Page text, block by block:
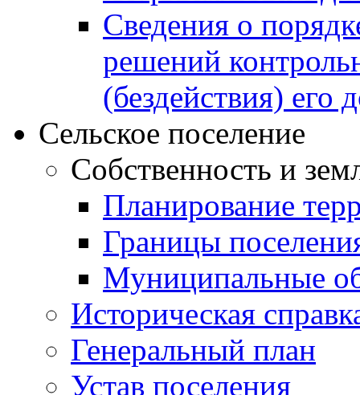
Сведения о
решений
(бездействия) его
Сельское поселение
Собственность и
Планирование
Границы
Муниципальные
Историческая
Генеральный план
Устав поселения